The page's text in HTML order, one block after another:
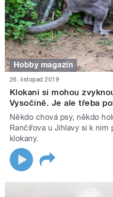
Hobby magazín
26. listopad 2019
Klokani si mohou
Vysočině. Je ale třeba
Někdo chová psy, někdo
Rančířova u Jihlavy si k nim
klokany.